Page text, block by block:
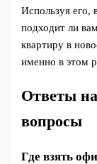
Используя его,
подходит ли
квартиру в
именно в этом
Ответы
вопросы
Где взять